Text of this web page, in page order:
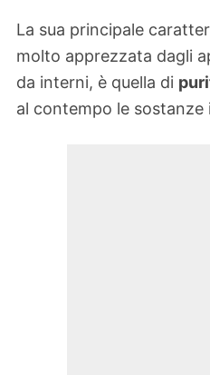
La sua principale
molto apprezzata dagli
da interni, è quella di
al contempo le sostanze